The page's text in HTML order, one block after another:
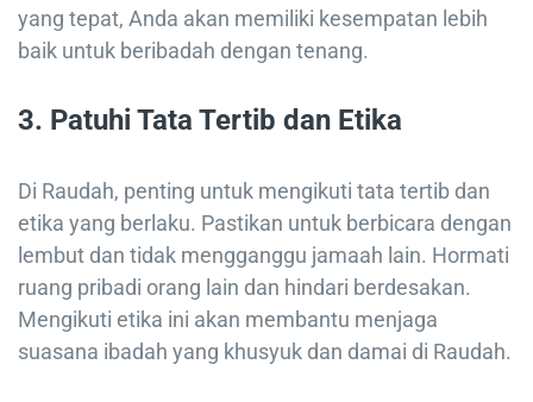
yang tepat, Anda akan memiliki kesempatan lebih
baik untuk beribadah dengan tenang.
3. Patuhi Tata Tertib dan Etika
Di Raudah, penting untuk mengikuti tata tertib dan
etika yang berlaku. Pastikan untuk berbicara dengan
lembut dan tidak mengganggu jamaah lain. Hormati
ruang pribadi orang lain dan hindari berdesakan.
Mengikuti etika ini akan membantu menjaga
suasana ibadah yang khusyuk dan damai di Raudah.